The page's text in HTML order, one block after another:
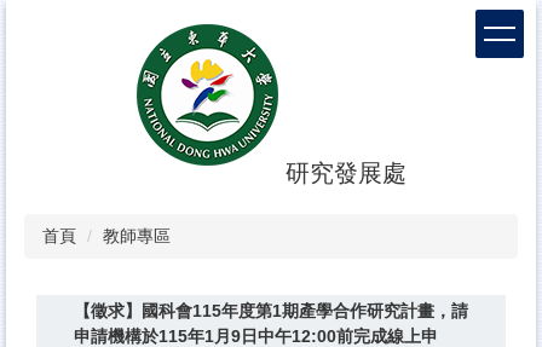
研究發展處
首頁 教師專區
【徵求】​國科會115年度第1期產學合作研究計畫，請
申請機構於115年1月9日中午12:00前完成線上申